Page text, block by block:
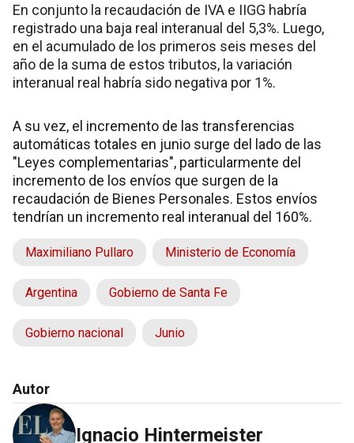
En conjunto la recaudación de IVA e IIGG habría
registrado una baja real interanual del 5,3%. Luego,
en el acumulado de los primeros seis meses del
año de la suma de estos tributos, la variación
interanual real habría sido negativa por 1%.
A su vez, el incremento de las transferencias
automáticas totales en junio surge del lado de las
"Leyes complementarias", particularmente del
incremento de los envíos que surgen de la
recaudación de Bienes Personales. Estos envíos
tendrían un incremento real interanual del 160%.
Maximiliano Pullaro Ministerio de Economía
Argentina Gobierno de Santa Fe
Gobierno nacional Junio
Autor
Ignacio Hintermeister